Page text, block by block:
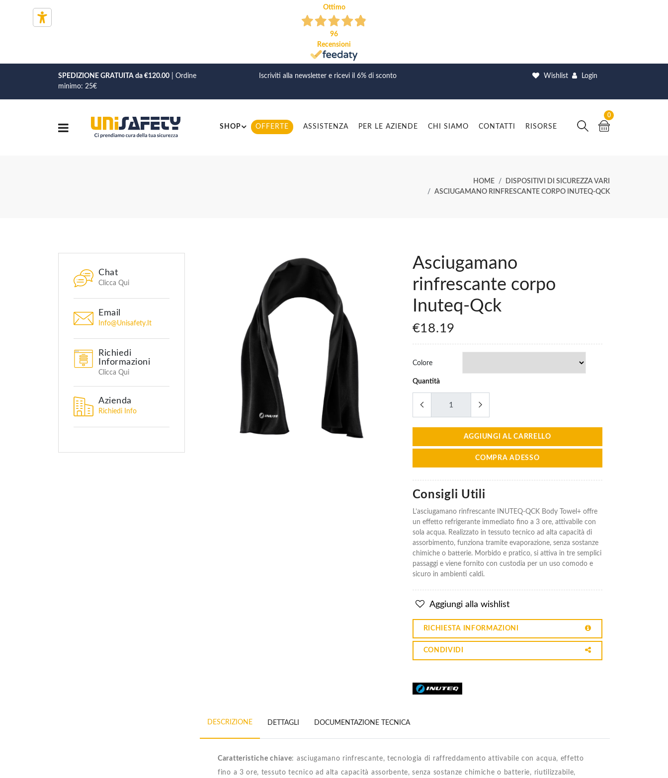
Ottimo
96
Recensioni
SPEDIZIONE GRATUITA da €120.00 | Ordine
minimo: 25€
Iscriviti alla newsletter e ricevi il 6% di sconto Wishlist Login
SHOP OFFERTE ASSISTENZA PER LE AZIENDE CHI SIAMO CONTATTI RISORSE
0
HOME
DISPOSITIVI DI SICUREZZA VARI
ASCIUGAMANO RINFRESCANTE CORPO INUTEQ-QCK
Chat
Clicca Qui
Email
Info@unisafety.it
Richiedi
Informazioni
Clicca Qui
Azienda
Richiedi Info
Asciugamano
rinfrescante corpo
Inuteq-Qck
€18.19
Colore
Quantità
AGGIUNGI AL CARRELLO
COMPRA ADESSO
Consigli Utili
L’asciugamano rinfrescante INUTEQ-QCK Body Towel+ offre
un effetto refrigerante immediato fino a 3 ore, attivabile con
sola acqua. Realizzato in tessuto tecnico ad alta capacità di
assorbimento, funziona tramite evaporazione, senza sostanze
chimiche o batterie. Morbido e pratico, si attiva in tre semplici
passaggi e viene fornito con custodia per un uso comodo e
sicuro in ambienti caldi.
Aggiungi alla wishlist
RICHIESTA INFORMAZIONI
CONDIVIDI
DESCRIZIONE DETTAGLI DOCUMENTAZIONE TECNICA
Caratteristiche chiave: asciugamano rinfrescante, tecnologia di raffreddamento attivabile con acqua, effetto
fino a 3 ore, tessuto tecnico ad alta capacità assorbente, senza sostanze chimiche o batterie, riutilizzabile,